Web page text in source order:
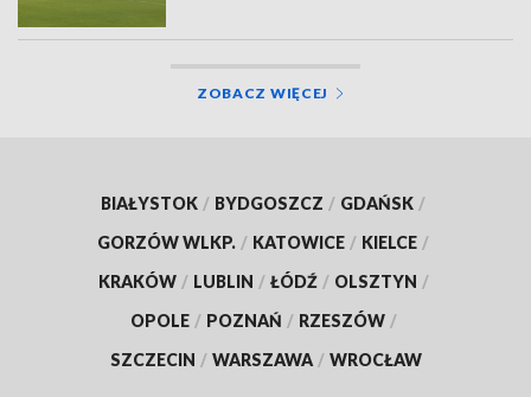
ZOBACZ WIĘCEJ
BIAŁYSTOK / BYDGOSZCZ / GDAŃSK /
GORZÓW WLKP. / KATOWICE / KIELCE /
KRAKÓW / LUBLIN / ŁÓDŹ / OLSZTYN /
OPOLE / POZNAŃ / RZESZÓW /
SZCZECIN / WARSZAWA / WROCŁAW